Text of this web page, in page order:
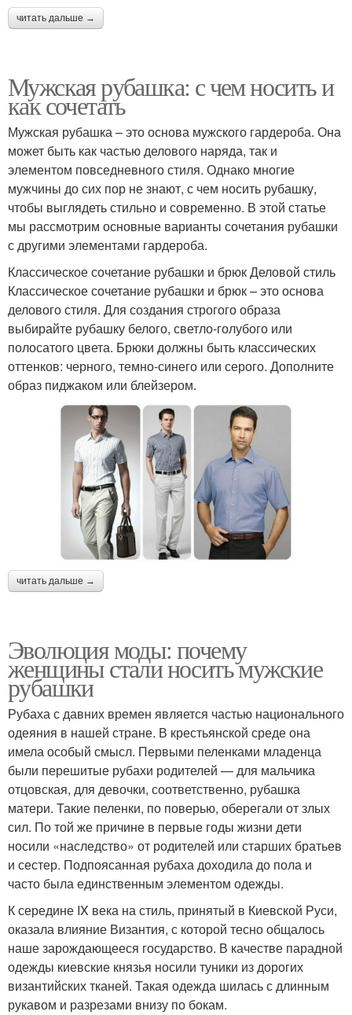
читать дальше →
Мужская рубашка: с чем носить и
как сочетать
Мужская рубашка – это основа мужского гардероба. Она
может быть как частью делового наряда, так и
элементом повседневного стиля. Однако многие
мужчины до сих пор не знают, с чем носить рубашку,
чтобы выглядеть стильно и современно. В этой статье
мы рассмотрим основные варианты сочетания рубашки
с другими элементами гардероба.
Классическое сочетание рубашки и брюк Деловой стиль
Классическое сочетание рубашки и брюк – это основа
делового стиля. Для создания строгого образа
выбирайте рубашку белого, светло-голубого или
полосатого цвета. Брюки должны быть классических
оттенков: черного, темно-синего или серого. Дополните
образ пиджаком или блейзером.
читать дальше →
Эволюция моды: почему
женщины стали носить мужские
рубашки
Рубаха с давних времен является частью национального
одеяния в нашей стране. В крестьянской среде она
имела особый смысл. Первыми пеленками младенца
были перешитые рубахи родителей — для мальчика
отцовская, для девочки, соответственно, рубашка
матери. Такие пеленки, по поверью, оберегали от злых
сил. По той же причине в первые годы жизни дети
носили «наследство» от родителей или старших братьев
и сестер. Подпоясанная рубаха доходила до пола и
часто была единственным элементом одежды.
К середине IX века на стиль, принятый в Киевской Руси,
оказала влияние Византия, с которой тесно общалось
наше зарождающееся государство. В качестве парадной
одежды киевские князья носили туники из дорогих
византийских тканей. Такая одежда шилась с длинным
рукавом и разрезами внизу по бокам.